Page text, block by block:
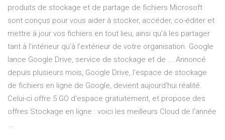
produits de stockage et de partage de fichiers Microsoft
sont conçus pour vous aider à stocker, accéder, co-éditer et
mettre à jour vos fichiers en tout lieu, ainsi qu’à les partager
tant à l’intérieur qu’à l’extérieur de votre organisation. Google
lance Google Drive, service de stockage et de ... Annoncé
depuis plusieurs mois, Google Drive, l'espace de stockage
de fichiers en ligne de Google, devient aujourd'hui réalité.
Celui-ci offre 5 GO d'espace gratuitement, et propose des
offres Stockage en ligne : voici les meilleurs Cloud de l'année
...